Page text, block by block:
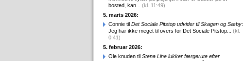
bosted, kan... (kl. 11:49)
5. marts 2026:
Connie til Det Sociale Pitstop udvider til Skagen og Sæby:
Jeg har ikke meget til overs for Det Sociale Pitstop... (kl.
0:41)
5. februar 2026:
Ole knuden til Stena Line lukker færgerute efter